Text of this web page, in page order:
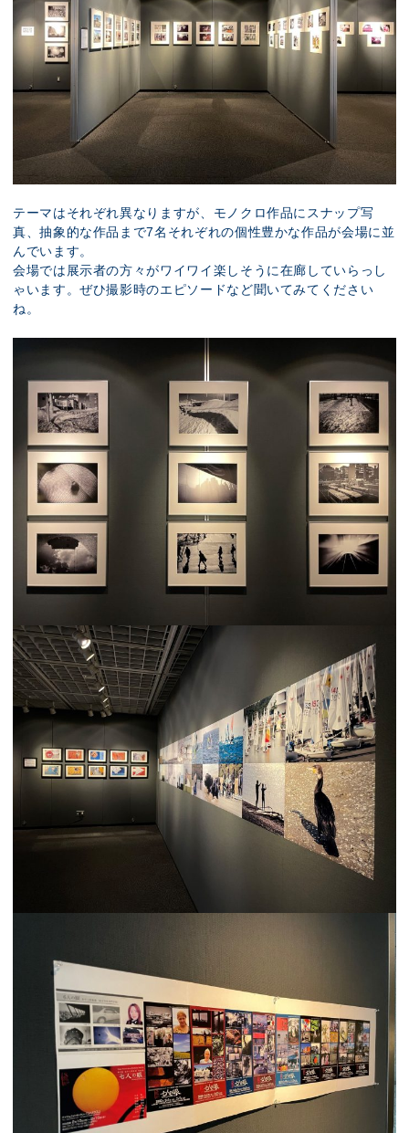
テーマはそれぞれ異なりますが、モノクロ作品にスナップ写
真、抽象的な作品まで7名それぞれの個性豊かな作品が会場に並
んでいます。
会場では展示者の方々がワイワイ楽しそうに在廊していらっし
ゃいます。ぜひ撮影時のエピソードなど聞いてみてください
ね。